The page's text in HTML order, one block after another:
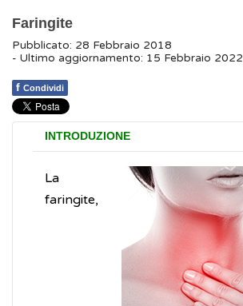
Faringite
Pubblicato: 28 Febbraio 2018
- Ultimo aggiornamento: 15 Febbraio 2022
f Condividi
INTRODUZIONE
La
faringite,